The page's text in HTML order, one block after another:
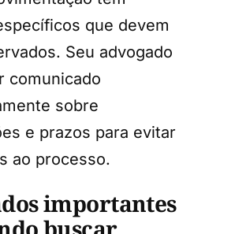
que devem
Seu advogado
comunicado
sobre
e prazos para evitar
ao processo.
importantes